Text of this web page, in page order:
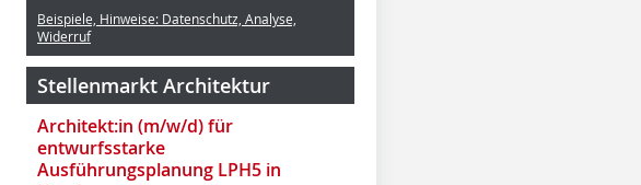
Beispiele, Hinweise: Datenschutz, Analyse,
Widerruf
Stellenmarkt Architektur
Architekt:in (m/w/d) für
entwurfsstarke
Ausführungsplanung LPH5 in